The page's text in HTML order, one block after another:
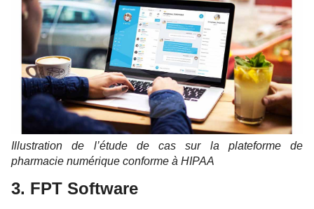
Illustration de l’étude de cas sur la plateforme de
pharmacie numérique conforme à HIPAA
3. FPT Software